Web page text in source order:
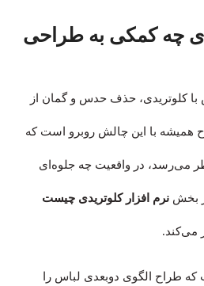
چه کمکی به طراحی
کلوتریدی، حذف حدس و گمان از
همیشه با این چالش روبرو است که
می‌رسد، در واقعیت چه جلوه‌ای
بخش نرم افزار کلوتریدی چیست
طراح الگوی دوبعدی لباس را